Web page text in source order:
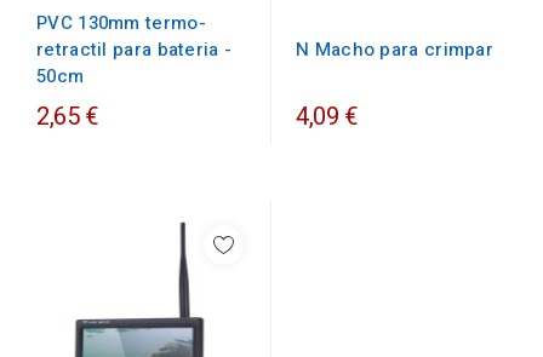
PVC 130mm termo-
retractil para bateria -
50cm
2,65 €
N Macho para crimpar
4,09 €